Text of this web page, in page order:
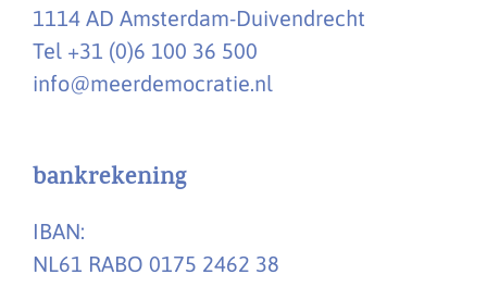
1114 AD Amsterdam-Duivendrecht
Tel +31 (0)6 100 36 500
info@meerdemocratie.nl
bankrekening
IBAN:
NL61 RABO 0175 2462 38